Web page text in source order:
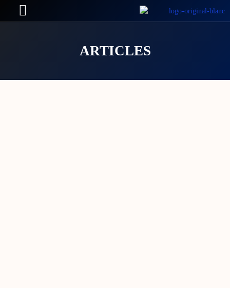
ARTICLES